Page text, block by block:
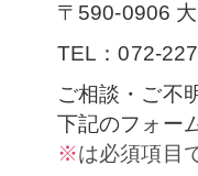
〒590-0906
TEL：072-
ご相談・ご不
下記のフォー
※は必須項目